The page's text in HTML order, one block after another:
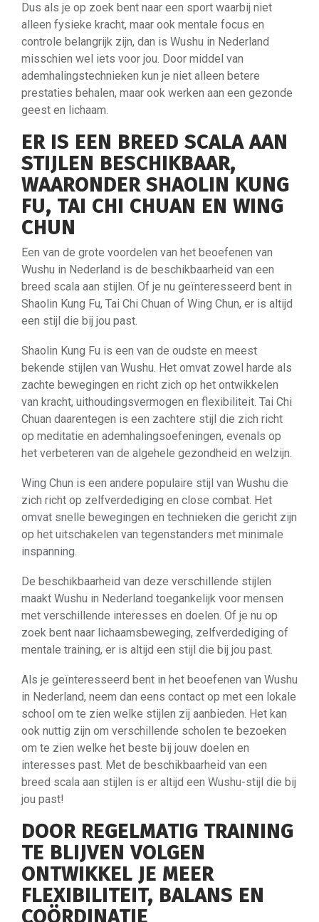
Dus als je op zoek bent naar een sport waarbij niet
alleen fysieke kracht, maar ook mentale focus en
controle belangrijk zijn, dan is Wushu in Nederland
misschien wel iets voor jou. Door middel van
ademhalingstechnieken kun je niet alleen betere
prestaties behalen, maar ook werken aan een gezonde
geest en lichaam.
ER IS EEN BREED SCALA AAN
STIJLEN BESCHIKBAAR,
WAARONDER SHAOLIN KUNG
FU, TAI CHI CHUAN EN WING
CHUN
Een van de grote voordelen van het beoefenen van
Wushu in Nederland is de beschikbaarheid van een
breed scala aan stijlen. Of je nu geïnteresseerd bent in
Shaolin Kung Fu, Tai Chi Chuan of Wing Chun, er is altijd
een stijl die bij jou past.
Shaolin Kung Fu is een van de oudste en meest
bekende stijlen van Wushu. Het omvat zowel harde als
zachte bewegingen en richt zich op het ontwikkelen
van kracht, uithoudingsvermogen en flexibiliteit. Tai Chi
Chuan daarentegen is een zachtere stijl die zich richt
op meditatie en ademhalingsoefeningen, evenals op
het verbeteren van de algehele gezondheid en welzijn.
Wing Chun is een andere populaire stijl van Wushu die
zich richt op zelfverdediging en close combat. Het
omvat snelle bewegingen en technieken die gericht zijn
op het uitschakelen van tegenstanders met minimale
inspanning.
De beschikbaarheid van deze verschillende stijlen
maakt Wushu in Nederland toegankelijk voor mensen
met verschillende interesses en doelen. Of je nu op
zoek bent naar lichaamsbeweging, zelfverdediging of
mentale training, er is altijd een stijl die bij jou past.
Als je geïnteresseerd bent in het beoefenen van Wushu
in Nederland, neem dan eens contact op met een lokale
school om te zien welke stijlen zij aanbieden. Het kan
ook nuttig zijn om verschillende scholen te bezoeken
om te zien welke het beste bij jouw doelen en
interesses past. Met de beschikbaarheid van een
breed scala aan stijlen is er altijd een Wushu-stijl die bij
jou past!
DOOR REGELMATIG TRAINING
TE BLIJVEN VOLGEN
ONTWIKKEL JE MEER
FLEXIBILITEIT, BALANS EN
COÖRDINATIE